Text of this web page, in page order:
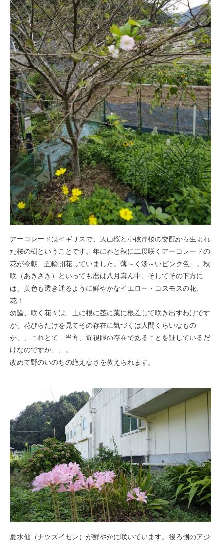
アーコレードはイギリスで、大山桜と小彼岸桜の交配から生まれ
た桜の樹ということです。年に春と秋に二度咲くアーコレードの
花が今朝、五輪開花していました。薄～く淡～いピンク色、。秋
咲（あきざき）といっても暦は八月真ん中、そしてその下方に
は、黄色も透き通るように鮮やかなイエロー・コスモスの花、
花！
勿論、咲く花々は、土に根に茎に葉に根差して咲き出すわけです
が、花びらだけを見てその存在に気づくは人間くらいなもの
か、、これとて、当方、近視眼の存在であることを証しているだ
けなのですが、、。
改めて野のいのちの絶えなさを教えられます。
夏水仙（ナツズイセン）が鮮やかに咲いています。後ろ側のアジ